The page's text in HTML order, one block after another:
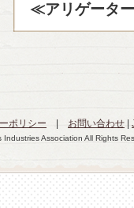
≪アリゲータ
ポリシー お問い合わせ
Association All Rights